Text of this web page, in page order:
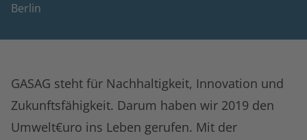
Berlin
GASAG steht für Nachhaltigkeit, Innovation und
Zukunftsfähigkeit. Darum haben wir 2019 den
Umwelt€uro ins Leben gerufen. Mit der